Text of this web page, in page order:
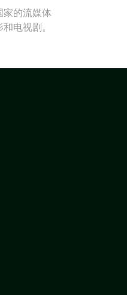
家的流媒体
电视剧。